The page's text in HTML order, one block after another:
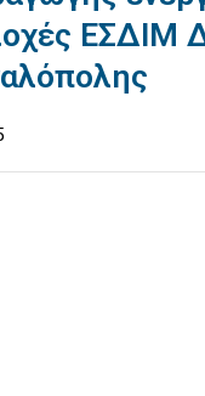
ΕΣΔΙΜ